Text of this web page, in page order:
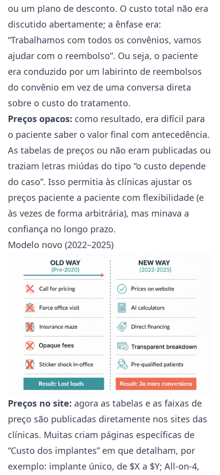
ou um plano de desconto. O custo total não era
discutido abertamente; a ênfase era:
“Trabalhamos com todos os convênios, vamos
ajudar com o reembolso”. Ou seja, o paciente
era conduzido por um labirinto de reembolsos
do convênio em vez de uma conversa direta
sobre o custo do tratamento.
Preços opacos: como resultado, era difícil para
o paciente saber o valor final com antecedência.
As tabelas de preços ou não eram publicadas ou
traziam letras miúdas do tipo “o custo depende
do caso”. Isso permitia às clínicas ajustar os
preços paciente a paciente com flexibilidade (e
às vezes de forma arbitrária), mas minava a
confiança no longo prazo.
Modelo novo (2022–2025)
Preços no site: agora as tabelas e as faixas de
preço são publicadas diretamente nos sites das
clínicas. Muitas criam páginas específicas de
“Custo dos implantes” em que detalham, por
exemplo: implante único, de $X a $Y; All-on-4,